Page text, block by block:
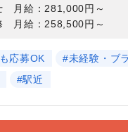
月給：281,000円～
月給：258,500円～
応募OK
#未経験・ブ
#駅近